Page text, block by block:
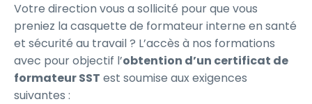
Votre direction vous a sollicité pour que vous
preniez la casquette de formateur interne en santé
et sécurité au travail ? L’accès à nos formations
avec pour objectif l’obtention d’un certificat de
formateur SST est soumise aux exigences
suivantes :